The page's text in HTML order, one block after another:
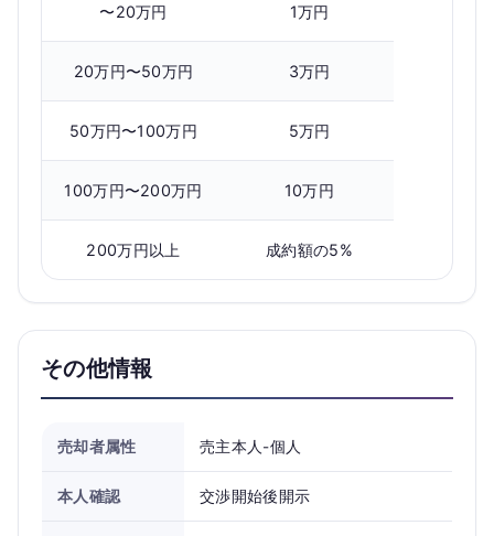
〜20万円 1万円
20万円〜50万円 3万円
50万円〜100万円 5万円
100万円〜200万円 10万円
200万円以上 成約額の5%
その他情報
売却者属性 売主本人-個人
本人確認 交渉開始後開示